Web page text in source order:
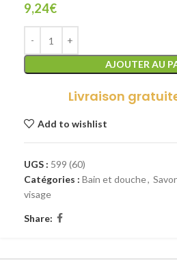
9,24€
AJOUTER AU
Livraison
Add to wishlist
UGS : 599 (60)
Catégories : Bain et douche,
visage
Share: